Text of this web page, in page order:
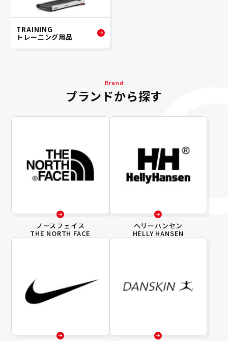
TRAINING
トレーニング用品
Brand
ブランドから探す
ノースフェイス
THE NORTH FACE
ヘリーハンセン
HELLY HANSEN